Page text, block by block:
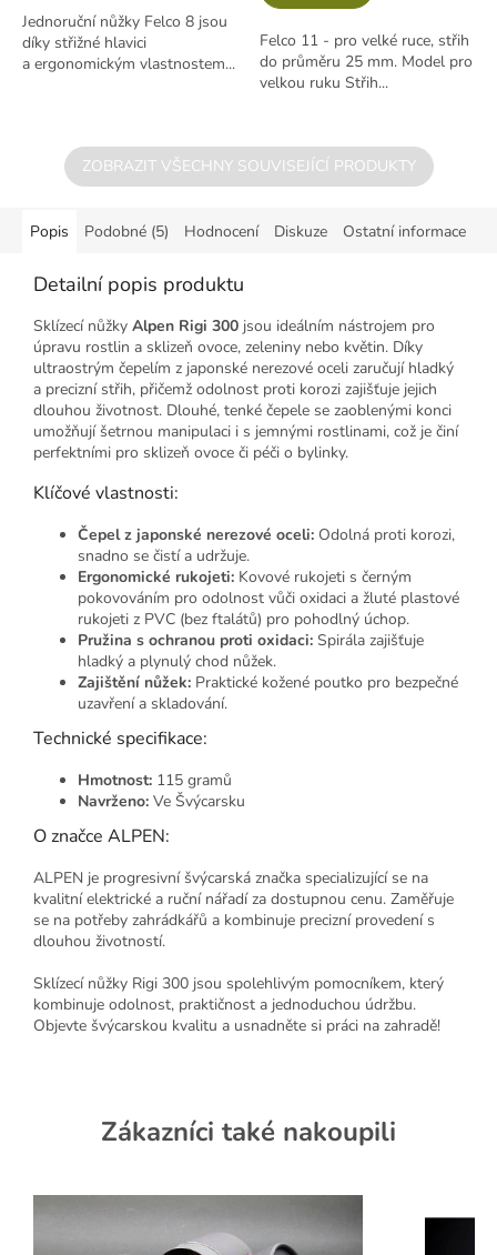
5
hvězdiček.
Jednoruční nůžky Felco 8 jsou
díky střižné hlavici
a ergonomickým vlastnostem...
Felco 11 - pro velké ruce, střih
do průměru 25 mm. Model pro
velkou ruku Střih...
ZOBRAZIT VŠECHNY SOUVISEJÍCÍ PRODUKTY
Popis Podobné (5) Hodnocení Diskuze Ostatní informace
Detailní popis produktu
Sklízecí nůžky Alpen Rigi 300 jsou ideálním nástrojem pro
úpravu rostlin a sklizeň ovoce, zeleniny nebo květin. Díky
ultraostrým čepelím z japonské nerezové oceli zaručují hladký
a precizní střih, přičemž odolnost proti korozi zajišťuje jejich
dlouhou životnost. Dlouhé, tenké čepele se zaoblenými konci
umožňují šetrnou manipulaci i s jemnými rostlinami, což je činí
perfektními pro sklizeň ovoce či péči o bylinky.
Klíčové vlastnosti:
Čepel z japonské nerezové oceli: Odolná proti korozi,
snadno se čistí a udržuje.
Ergonomické rukojeti: Kovové rukojeti s černým
pokovováním pro odolnost vůči oxidaci a žluté plastové
rukojeti z PVC (bez ftalátů) pro pohodlný úchop.
Pružina s ochranou proti oxidaci: Spirála zajišťuje
hladký a plynulý chod nůžek.
Zajištění nůžek: Praktické kožené poutko pro bezpečné
uzavření a skladování.
Technické specifikace:
Hmotnost: 115 gramů
Navrženo: Ve Švýcarsku
O značce ALPEN:
ALPEN je progresivní švýcarská značka specializující se na
kvalitní elektrické a ruční nářadí za dostupnou cenu. Zaměřuje
se na potřeby zahrádkářů a kombinuje precizní provedení s
dlouhou životností.
Sklízecí nůžky Rigi 300 jsou spolehlivým pomocníkem, který
kombinuje odolnost, praktičnost a jednoduchou údržbu.
Objevte švýcarskou kvalitu a usnadněte si práci na zahradě!
Zákazníci také nakoupili